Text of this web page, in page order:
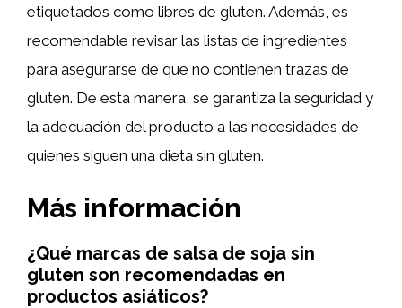
etiquetados como libres de gluten. Además, es
recomendable revisar las listas de ingredientes
para asegurarse de que no contienen trazas de
gluten. De esta manera, se garantiza la seguridad y
la adecuación del producto a las necesidades de
quienes siguen una dieta sin gluten.
Más información
¿Qué marcas de salsa de soja sin
gluten son recomendadas en
productos asiáticos?